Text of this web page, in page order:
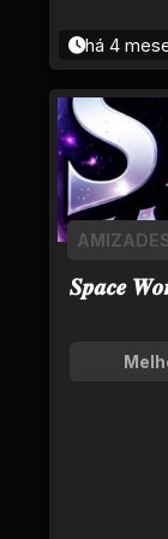
há 4
𝑺𝒑𝒂𝒄𝒆